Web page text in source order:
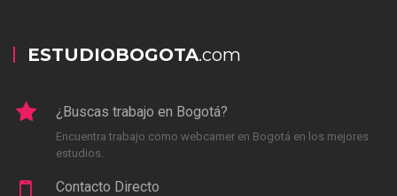
ESTUDIOBOGOTA.com
¿Buscas trabajo en Bogotá?
Encuentra trabajo como webcamer en Bogotá en los mejores
estudios.
Contacto Directo